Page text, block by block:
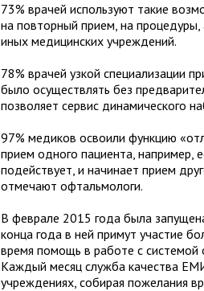
73% врачей используют такие
на повторный прием, на
иных медицинских учреждений.
78% врачей узкой специализации
было осуществлять без
позволяет сервис динамического
97% медиков освоили функцию
прием одного пациента, например,
подействует, и начинает прием
отмечают офтальмологи.
В феврале 2015 года была
конца года в ней примут участие
время помощь в работе с системой
Каждый месяц служба качества
учреждениях, собирая пожелания